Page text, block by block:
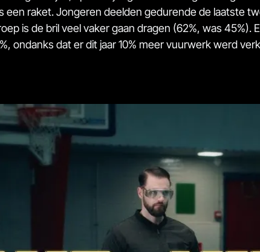
een raket. Jongeren deelden gedurende de laatste
is de bril veel vaker gaan dragen (62%, was
ondanks dat er dit jaar 10% meer vuurwerk werd